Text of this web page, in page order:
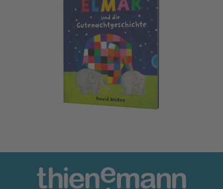
Elmar: Elmar und die Gutenachtgeschichte